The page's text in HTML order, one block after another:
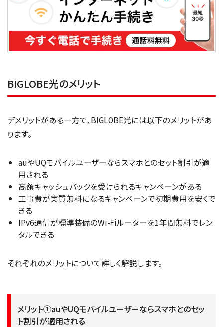
BIGLOBE光のメリット
デメリットがある一方で、BIGLOBE光には以下のメリットがあ
ります。
auやUQモバイルユーザーならスマホとのセット割引が適
用される
高額キャッシュバックを受けられるキャンペーンがある
工事費が実質無料になるキャンペーンで初期費用を安くで
きる
IPv6通信が標準装備のWi-Fiルーターを1年間無料でレン
タルできる
それぞれのメリットについて詳しく解説します。
メリット①auやUQモバイルユーザーならスマホとのセッ
ト割引が適用される